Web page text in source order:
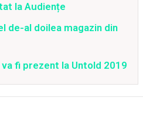
la Audiențe
de-al doilea magazin din
fi prezent la Untold 2019